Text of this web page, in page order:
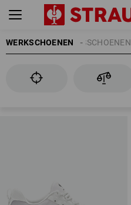
WERKSCHOENENBEROEPSSCHOENEN